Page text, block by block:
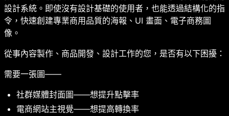
設計系統。即使沒有設計基礎的使用者，也能透過結構化的指
令，快速創建專業商用品質的海報、UI 畫面、電子商務圖
像。
從事內容製作、商品開發、設計工作的您，是否有以下困擾：
需要一張圖——
社群媒體封面圖——想提升點擊率
電商網站主視覺——想提高轉換率